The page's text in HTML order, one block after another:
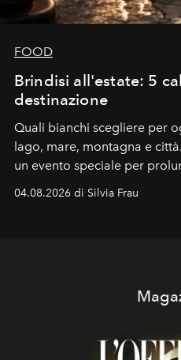
FOOD
Brindisi all'estate: 5
destinazione
Quali bianchi scegliere per
lago, mare, montagna e
un evento speciale per
04.08.2026 di Silvia Frau